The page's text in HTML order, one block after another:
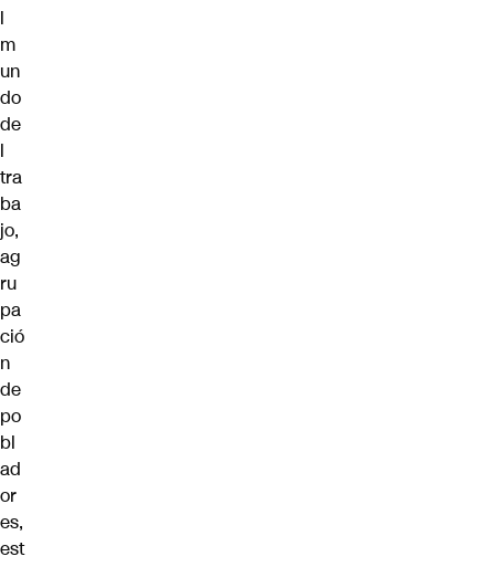
l
m
un
do
de
l
tra
ba
jo,
ag
ru
pa
ció
n
de
po
bl
ad
or
es,
est